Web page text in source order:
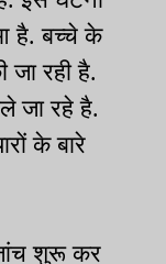
है. बच्चे के
रही है.
जा रहे है.
के बारे
शुरू कर